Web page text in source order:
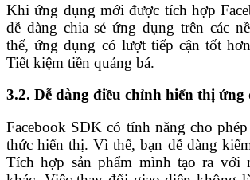
Khi ứng dụng mới được tích hợp
dễ dàng chia sẻ ứng dụng trên các
thế, ứng dụng có lượt tiếp cận tốt
Tiết kiệm tiền quảng bá.
3.2. Dễ dàng điều chỉnh hiển thị ứng
Facebook SDK có tính năng cho
thức hiển thị. Vì thế, bạn dễ dàng
Tích hợp sản phẩm mình tạo ra với